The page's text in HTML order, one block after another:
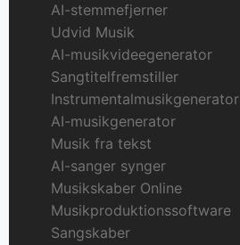
AI-stemmefjerner
Udvid Musik
AI-musikvideegenerator
Sangtitelfremstiller
Instrumentalmusikgenerator
AI-musikgenerator
Musik fra tekst
AI-sanger synger
Musikskaber Online
Musikproduktionssoftware
Sangskaber